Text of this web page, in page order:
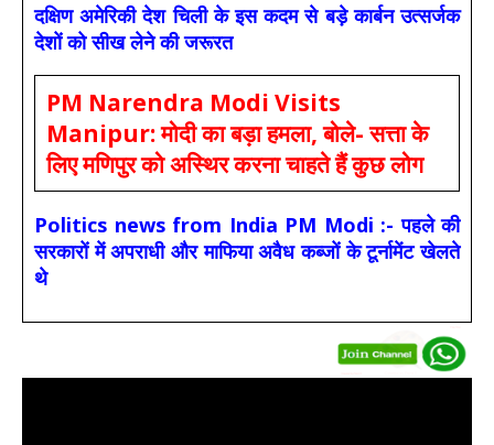
दक्षिण अमेरिकी देश चिली के इस कदम से बड़े कार्बन उत्सर्जक
देशों को सीख लेने की जरूरत
PM Narendra Modi Visits
Manipur: मोदी का बड़ा हमला, बोले- सत्ता के
लिए मणिपुर को अस्थिर करना चाहते हैं कुछ लोग
Politics news from India PM Modi :- पहले की
सरकारों में अपराधी और माफिया अवैध कब्जों के टूर्नामेंट खेलते
थे